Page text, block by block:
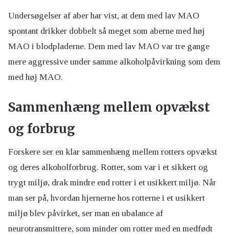
Undersøgelser af aber har vist, at dem med lav MAO
spontant drikker dobbelt så meget som aberne med høj
MAO i blodpladerne. Dem med lav MAO var tre gange
mere aggressive under samme alkoholpåvirkning som dem
med høj MAO.
Sammenhæng mellem opvækst
og forbrug
Forskere ser en klar sammenhæng mellem rotters opvækst
og deres alkoholforbrug. Rotter, som var i et sikkert og
trygt miljø, drak mindre end rotter i et usikkert miljø. Når
man ser på, hvordan hjernerne hos rotterne i et usikkert
miljø blev påvirket, ser man en ubalance af
neurotransmittere, som minder om rotter med en medfødt